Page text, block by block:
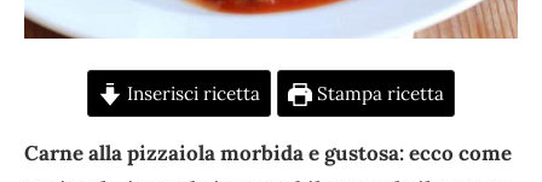
Inserisci ricetta Stampa ricetta
Carne alla pizzaiola morbida e gustosa: ecco come